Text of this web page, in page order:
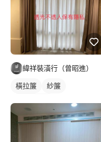
緯祥裝潢行（曾昭進）
橫拉簾
紗簾